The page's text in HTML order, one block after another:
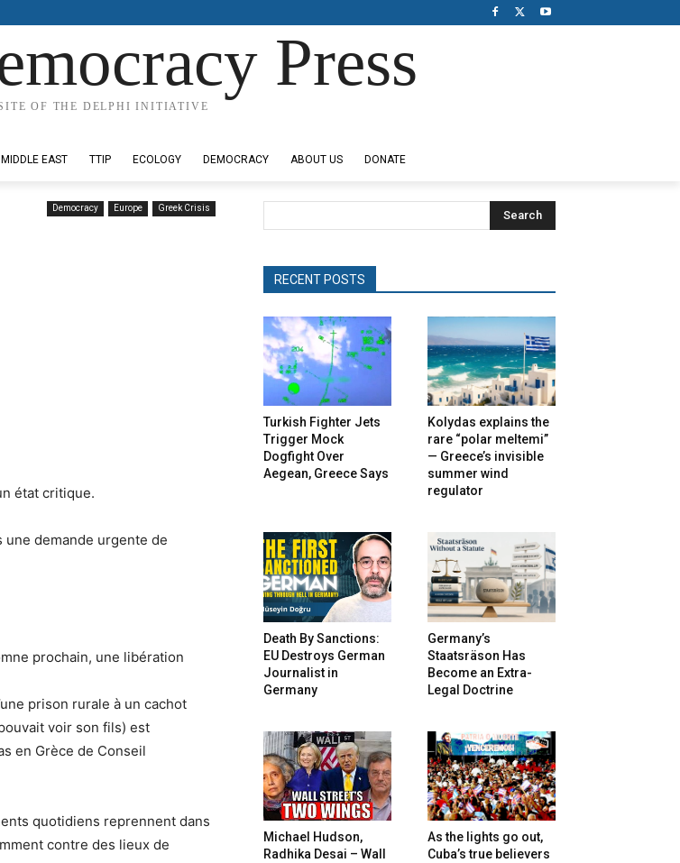
Press
OF THE DELPHI INITIATIVE
MIDDLE EAST TTIP ECOLOGY DEMOCRACY ABOUT US DONATE
Democracy Europe Greek Crisis
état critique.
demande urgente de
prochain, une libération
prison rurale à un cachot
voir son fils) est
en Grèce de Conseil
quotidiens reprennent dans
contre des lieux de
Search
RECENT POSTS
Turkish Fighter Jets
Trigger Mock
Dogfight Over
Aegean, Greece Says
Kolydas explains the
rare “polar meltemi”
— Greece’s invisible
summer wind
regulator
Death By Sanctions:
EU Destroys German
Journalist in
Germany
Germany’s
Staatsräson Has
Become an Extra-
Legal Doctrine
Michael Hudson,
Radhika Desai – Wall
As the lights go out,
Cuba’s true believers